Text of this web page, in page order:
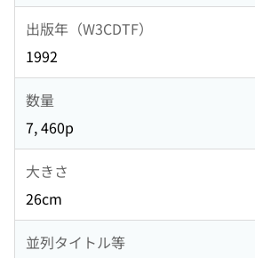
出版年（W3CDTF）
1992
数量
7, 460p
大きさ
26cm
並列タイトル等